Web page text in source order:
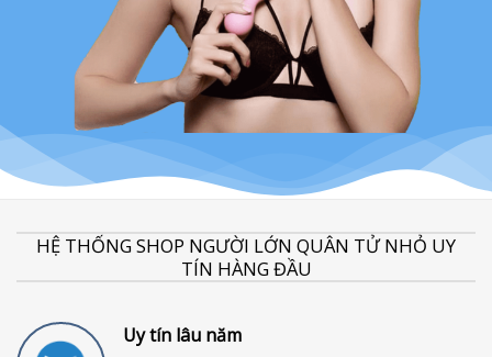
HỆ THỐNG SHOP NGƯỜI LỚN QUÂN TỬ NHỎ UY
TÍN HÀNG ĐẦU
Uy tín lâu năm